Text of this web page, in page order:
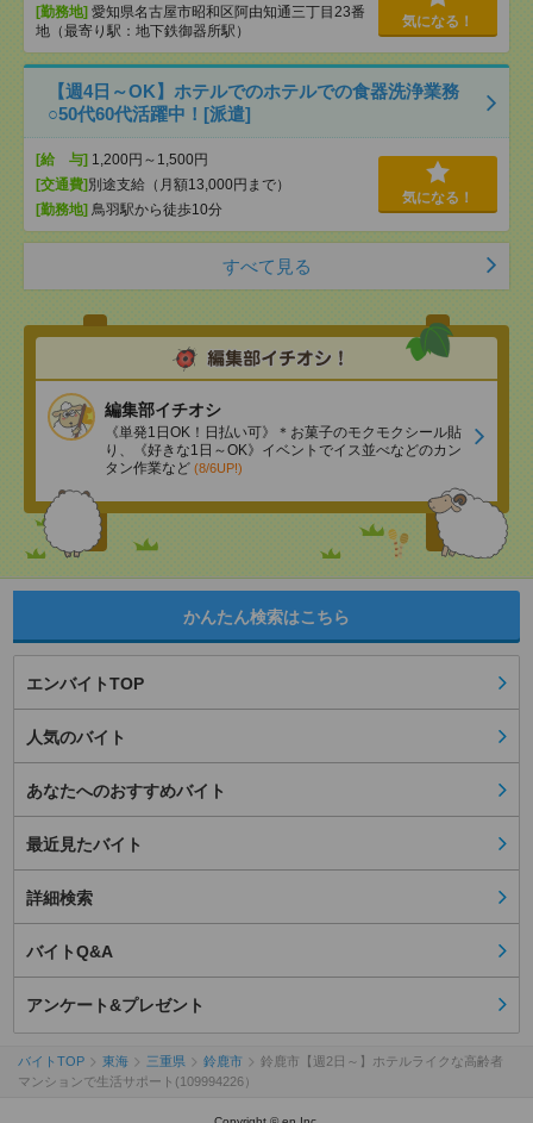
[勤務地] 愛知県名古屋市昭和区阿由知通三丁目23番
地（最寄り駅：地下鉄御器所駅）
気になる！
【週4日～OK】ホテルでのホテルでの食器洗浄業務
○50代60代活躍中！[派遣]
[給 与] 1,200円～1,500円
[交通費] 別途支給（月額13,000円まで）
[勤務地] 鳥羽駅から徒歩10分
気になる！
すべて見る
編集部イチオシ
《単発1日OK！日払い可》＊お菓子のモクモクシール貼
り、《好きな1日～OK》イベントでイス並べなどのカン
タン作業など (8/6UP!)
かんたん検索はこちら
エンバイトTOP
人気のバイト
あなたへのおすすめバイト
最近見たバイト
詳細検索
バイトQ&A
アンケート&プレゼント
バイトTOP 東海 三重県 鈴鹿市
鈴鹿市【週2日～】ホテルライクな高齢者
マンションで生活サポート(109994226）